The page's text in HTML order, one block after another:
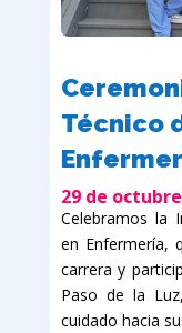
Técnico
29 de octubre
Celebramos la
en Enfermería,
carrera y
Paso de la
cuidado hacia